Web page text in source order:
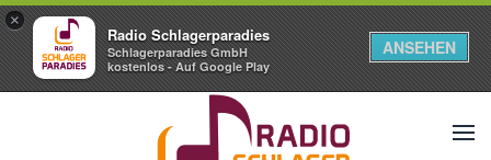
×
Radio Schlagerparadies
Schlagerparadies GmbH
kostenlos - Auf Google Play
ANSEHEN